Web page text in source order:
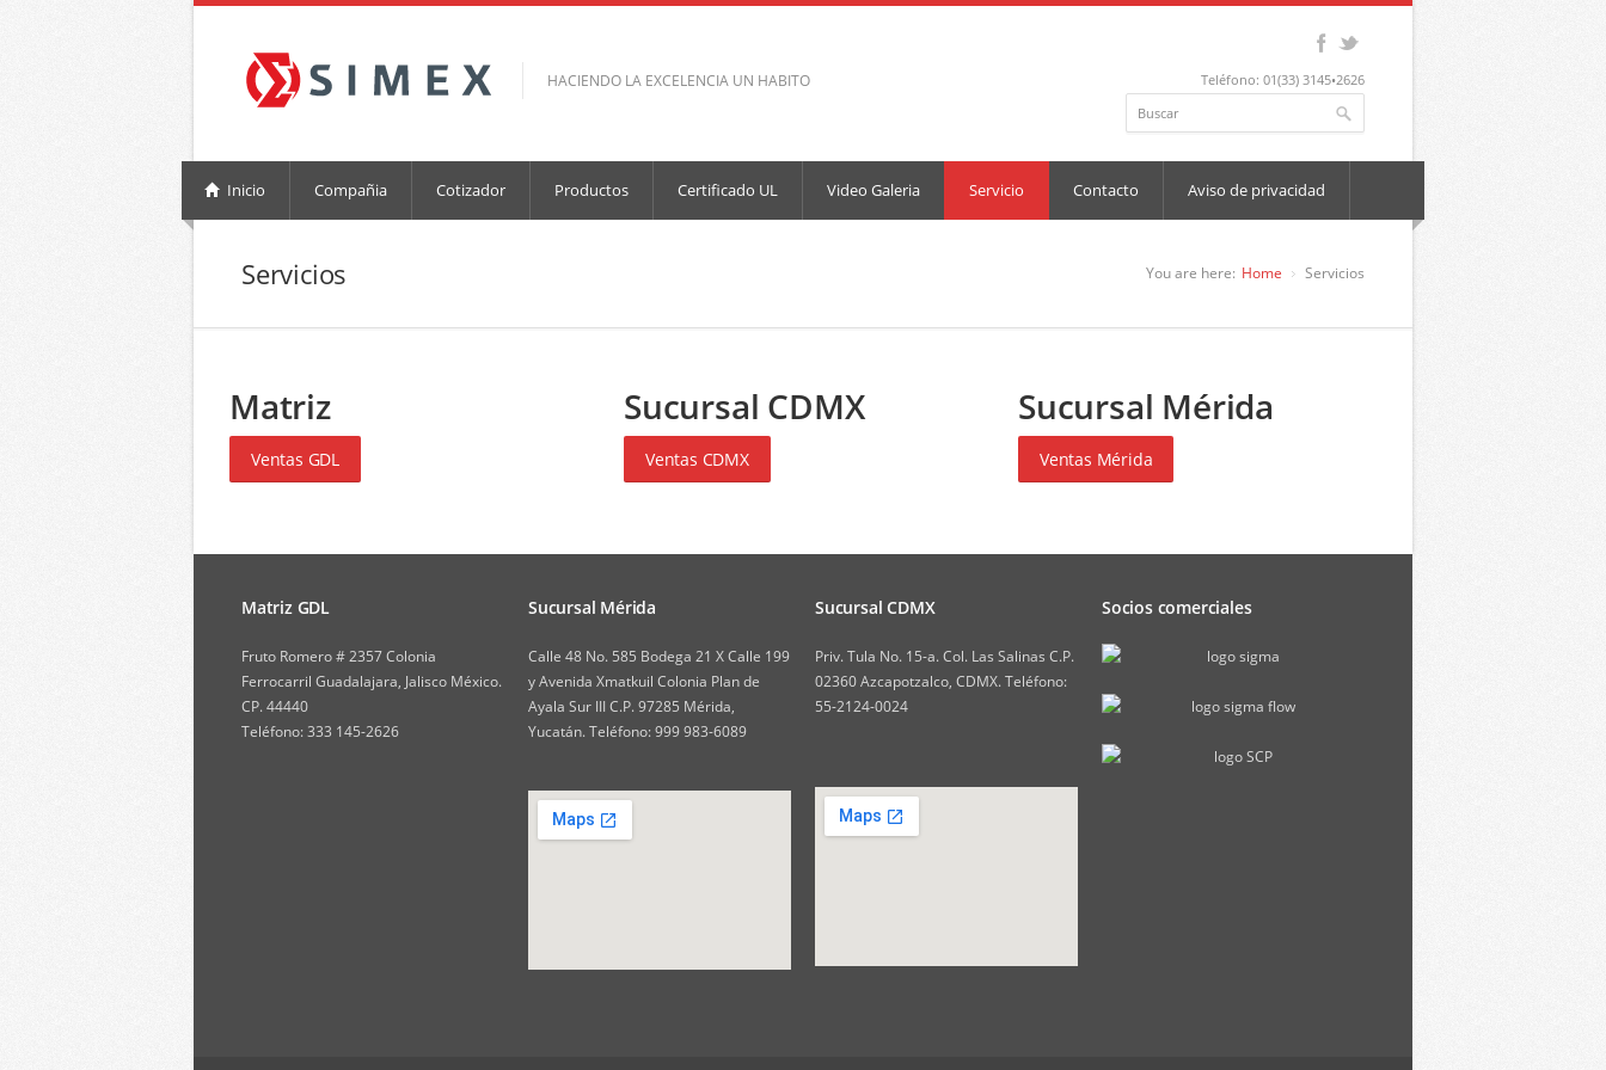
HACIENDO LA EXCELENCIA UN HABITO Teléfono: 01(33) 3145•2626
Inicio Compañia Cotizador Productos Certificado UL Video Galeria Servicio Contacto Aviso de privacidad
Servicios You are here: Home Servicios
Matriz
Ventas GDL
Sucursal CDMX
Ventas CDMX
Sucursal Mérida
Ventas Mérida
Matriz GDL
Fruto Romero # 2357 Colonia
Ferrocarril Guadalajara, Jalisco México.
CP. 44440
Teléfono: 333 145-2626
Sucursal Mérida
Calle 48 No. 585 Bodega 21 X Calle 199
y Avenida Xmatkuil Colonia Plan de
Ayala Sur III C.P. 97285 Mérida,
Yucatán. Teléfono: 999 983-6089
Sucursal CDMX
Priv. Tula No. 15-a. Col. Las Salinas C.P.
02360 Azcapotzalco, CDMX. Teléfono:
55-2124-0024
Socios comerciales